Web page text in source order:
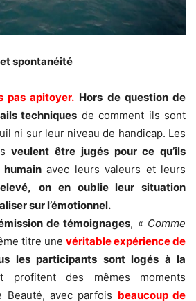
spontanéité
pas apitoyer. Hors de question de
techniques de comment ils sont
ni sur leur niveau de handicap. Les
veulent être jugés pour ce qu’ils
humainavec leurs valeurs et leurs
on en oublie leur situation
sur l’émotionnel.
de témoignages, « Comme
titre une véritable expérience de
les participants sont logés à la
des mêmes moments
Beauté, avec parfois beaucoup de